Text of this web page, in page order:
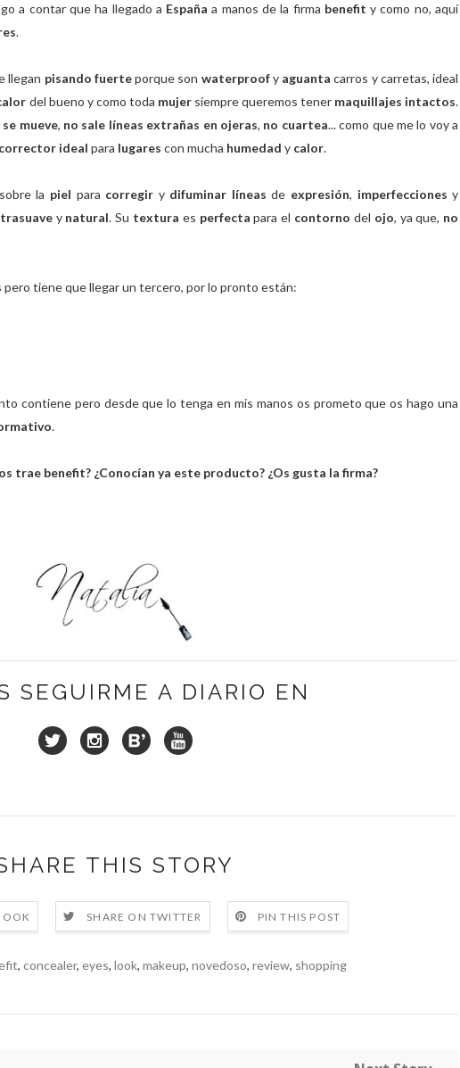
a contar que ha llegado a España a manos de la firma benefit y como no, aquí
.
llegan pisando fuerteporque son waterproofy aguantacarros y carretas, ideal
del bueno y como toda mujersiempre queremos tener maquillajes intactos.
se mueve, no sale líneas extrañas en ojeras, no cuartea... como que me lo voy a
corrector ideal para lugares con mucha humedad y calor.
sobre la piel para corregir y difuminar líneasde expresión, imperfecciones y
y natural. Su textura es perfectapara el contorno del ojo, ya que, no
pero tiene que llegar un tercero, por lo pronto están:
contiene pero desde que lo tenga en mis manos os prometo que os hago una
.
trae benefit? ¿Conocían ya este producto? ¿Os gusta la firma?
SEGUIRME A DIARIO EN
THIS STORY
SHARE ON TWITTER PIN THIS POST
, concealer, eyes, look, makeup, novedoso, review, shopping